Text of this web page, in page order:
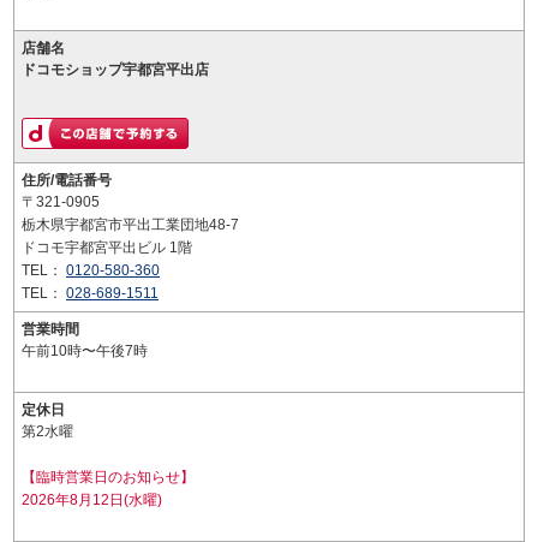
店舗名
ドコモショップ宇都宮平出店
住所/電話番号
〒321-0905
栃木県宇都宮市平出工業団地48-7
ドコモ宇都宮平出ビル 1階
TEL： 0120-580-360
TEL： 028-689-1511
営業時間
午前10時〜午後7時
定休日
第2水曜
【臨時営業日のお知らせ】
2026年8月12日(水曜)